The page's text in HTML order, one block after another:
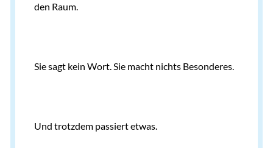
den Raum.
Sie sagt kein Wort. Sie macht nichts Besonderes.
Und trotzdem passiert etwas.